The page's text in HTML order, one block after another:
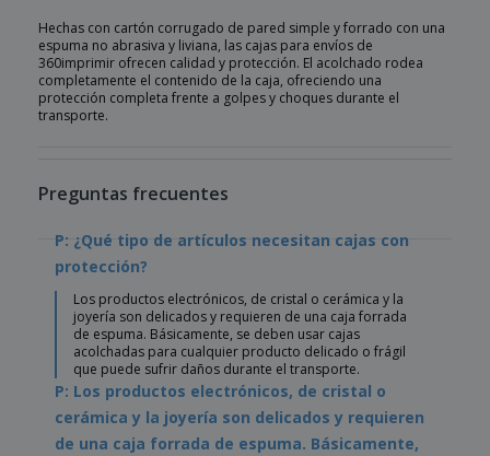
Hechas con cartón corrugado de pared simple y forrado con una
espuma no abrasiva y liviana, las cajas para envíos de
360imprimir ofrecen calidad y protección. El acolchado rodea
completamente el contenido de la caja, ofreciendo una
protección completa frente a golpes y choques durante el
transporte.
Preguntas frecuentes
P: ¿Qué tipo de artículos necesitan cajas con
protección?
Los productos electrónicos, de cristal o cerámica y la
joyería son delicados y requieren de una caja forrada
de espuma. Básicamente, se deben usar cajas
acolchadas para cualquier producto delicado o frágil
que puede sufrir daños durante el transporte.
P: Los productos electrónicos, de cristal o
cerámica y la joyería son delicados y requieren
de una caja forrada de espuma. Básicamente,